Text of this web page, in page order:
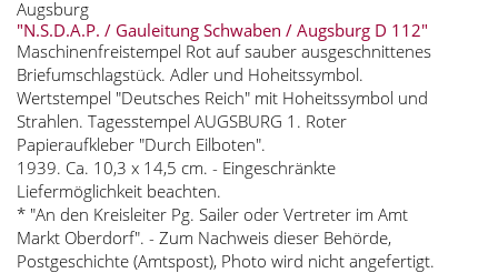
Augsburg
"N.S.D.A.P. / Gauleitung Schwaben / Augsburg D 112"
Maschinenfreistempel Rot auf sauber ausgeschnittenes
Briefumschlagstück. Adler und Hoheitssymbol.
Wertstempel "Deutsches Reich" mit Hoheitssymbol und
Strahlen. Tagesstempel AUGSBURG 1. Roter
Papieraufkleber "Durch Eilboten".
1939. Ca. 10,3 x 14,5 cm. - Eingeschränkte
Liefermöglichkeit beachten.
* "An den Kreisleiter Pg. Sailer oder Vertreter im Amt
Markt Oberdorf". - Zum Nachweis dieser Behörde,
Postgeschichte (Amtspost), Photo wird nicht angefertigt.